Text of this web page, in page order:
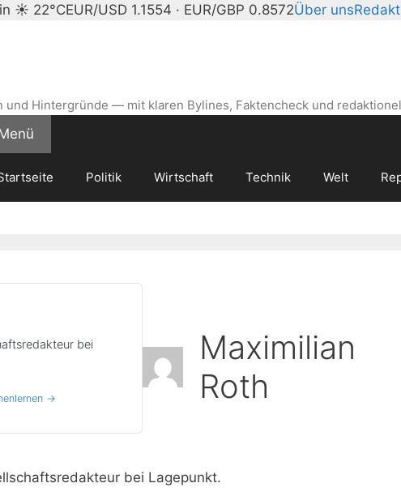
☀ 22°CEUR/USD 1.1554 · EUR/GBP 0.8572Über uns
Hintergründe — mit klaren Bylines, Faktencheck und
Politik Wirtschaft Technik Welt
bei
→
Maximilian
Roth
bei Lagepunkt.